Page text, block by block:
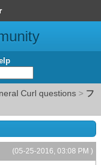
Curl questions > フ
(05-25-2016, 03:08 PM )